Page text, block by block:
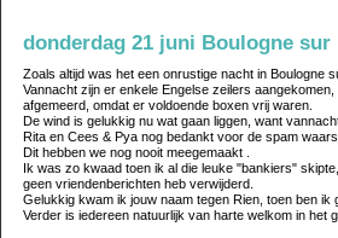
donderdag 21 juni Boulogne sur
Zoals altijd was het een onrustige nacht in Boulogne
Vannacht zijn er enkele Engelse zeilers
afgemeerd, omdat er voldoende boxen vrij waren.
De wind is gelukkig nu wat gaan liggen, want
Rita en Cees & Pya nog bedankt voor de spam
Dit hebben we nog nooit meegemaakt .
Ik was zo kwaad toen ik al die leuke "bankiers"
geen vriendenberichten heb verwijderd.
Gelukkig kwam ik jouw naam tegen Rien, toen ben ik
Verder is iedereen natuurlijk van harte welkom in het